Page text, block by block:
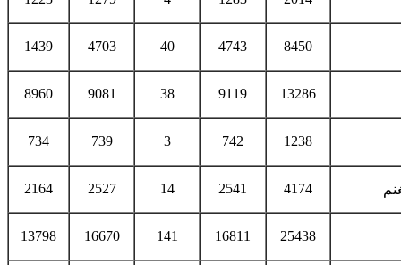
8450
4743
40
4703
1439
13286
9119
38
9081
8960
1238
742
3
739
734
4174
2541
14
2527
2164
25438
16811
141
16670
13798